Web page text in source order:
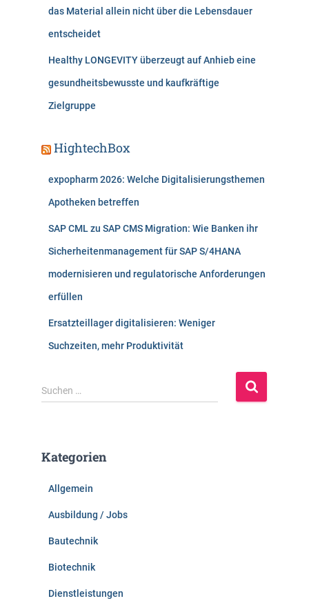
das Material allein nicht über die Lebensdauer
entscheidet
Healthy LONGEVITY überzeugt auf Anhieb eine
gesundheitsbewusste und kaufkräftige
Zielgruppe
HightechBox
expopharm 2026: Welche Digitalisierungsthemen
Apotheken betreffen
SAP CML zu SAP CMS Migration: Wie Banken ihr
Sicherheitenmanagement für SAP S/4HANA
modernisieren und regulatorische Anforderungen
erfüllen
Ersatzteillager digitalisieren: Weniger
Suchzeiten, mehr Produktivität
S
u
n
Suchen …
Kategorien
Allgemein
Ausbildung / Jobs
Bautechnik
Biotechnik
Dienstleistungen